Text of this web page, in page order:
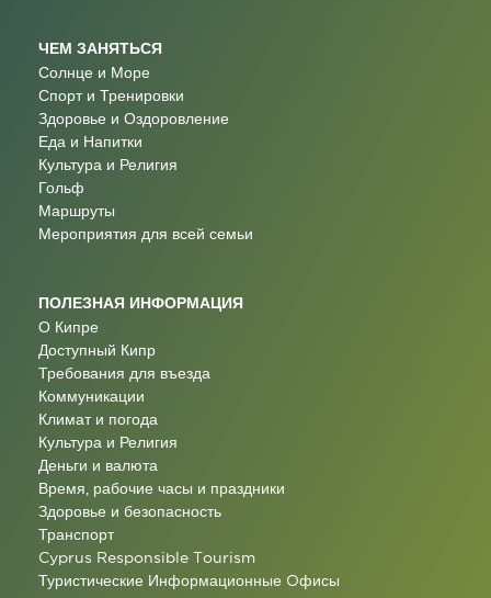
ЧЕМ ЗАНЯТЬСЯ
Солнце и Море
Спорт и Тренировки
Здоровье и Оздоровление
Еда и Напитки
Культура и Религия
Гольф
Маршруты
Мероприятия для всей семьи
ПОЛЕЗНАЯ ИНФОРМАЦИЯ
О Кипре
Доступный Кипр
Требования для въезда
Коммуникации
Климат и погода
Культура и Религия
Деньги и валюта
Время, рабочие часы и праздники
Здоровье и безопасность
Транспорт
Cyprus Responsible Tourism
Туристические Информационные Oфисы